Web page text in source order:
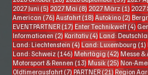
2027 Juni (5) 5 Beiträge
2027 Mai (8) 8 Beiträge
2027 März (1) 1
2027
American (76) 76 Beiträge
Ausfahrt (18) 18 Beiträge
Autokino (2) 2
EVENTPARTNER (17) 17 Beiträge
Enter Technikwelt(4) 4
Informationen (2) 2 Beiträge
Karitativ (4) 4 Beiträge
Land:
Land: Liechtenstein (4) 4 Beiträge
Land: Luxembourg (1)
Land: Schweiz (146) 146 Beiträge
Mehrtägig (42) 42
Messe &
Motorsport & Rennen (13) 13 Beiträge
Musik (25) 25
Non-
Oldtimerausfahrt (7) 7 Beiträge
PARTNER (21) 21 Beiträge
Region